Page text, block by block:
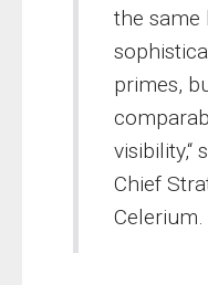
the same
primes,
visibility,“
Chief
Celerium.